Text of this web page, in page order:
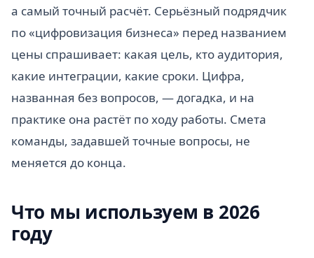
а самый точный расчёт. Серьёзный подрядчик
по «цифровизация бизнеса» перед названием
цены спрашивает: какая цель, кто аудитория,
какие интеграции, какие сроки. Цифра,
названная без вопросов, — догадка, и на
практике она растёт по ходу работы. Смета
команды, задавшей точные вопросы, не
меняется до конца.
Что мы используем в 2026
году